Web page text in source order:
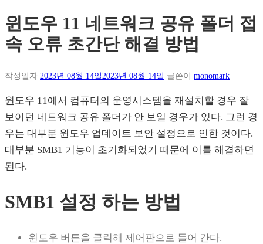
윈도우 11 네트워크 공유 폴더 접
속 오류 초간단 해결 방법
작성일자 2023년 08월 14일2023년 08월 14일 글쓴이 monomark
윈도우 11에서 컴퓨터의 운영시스템을 재설치할 경우 잘
보이던 네트워크 공유 폴더가 안 보일 경우가 있다. 그런 경
우는 대부분 윈도우 업데이트 보안 설정으로 인한 것이다.
대부분 SMB1 기능이 초기화되었기 때문에 이를 해결하면
된다.
SMB1 설정 하는 방법
윈도우 버튼을 클릭해 제어판으로 들어 간다.